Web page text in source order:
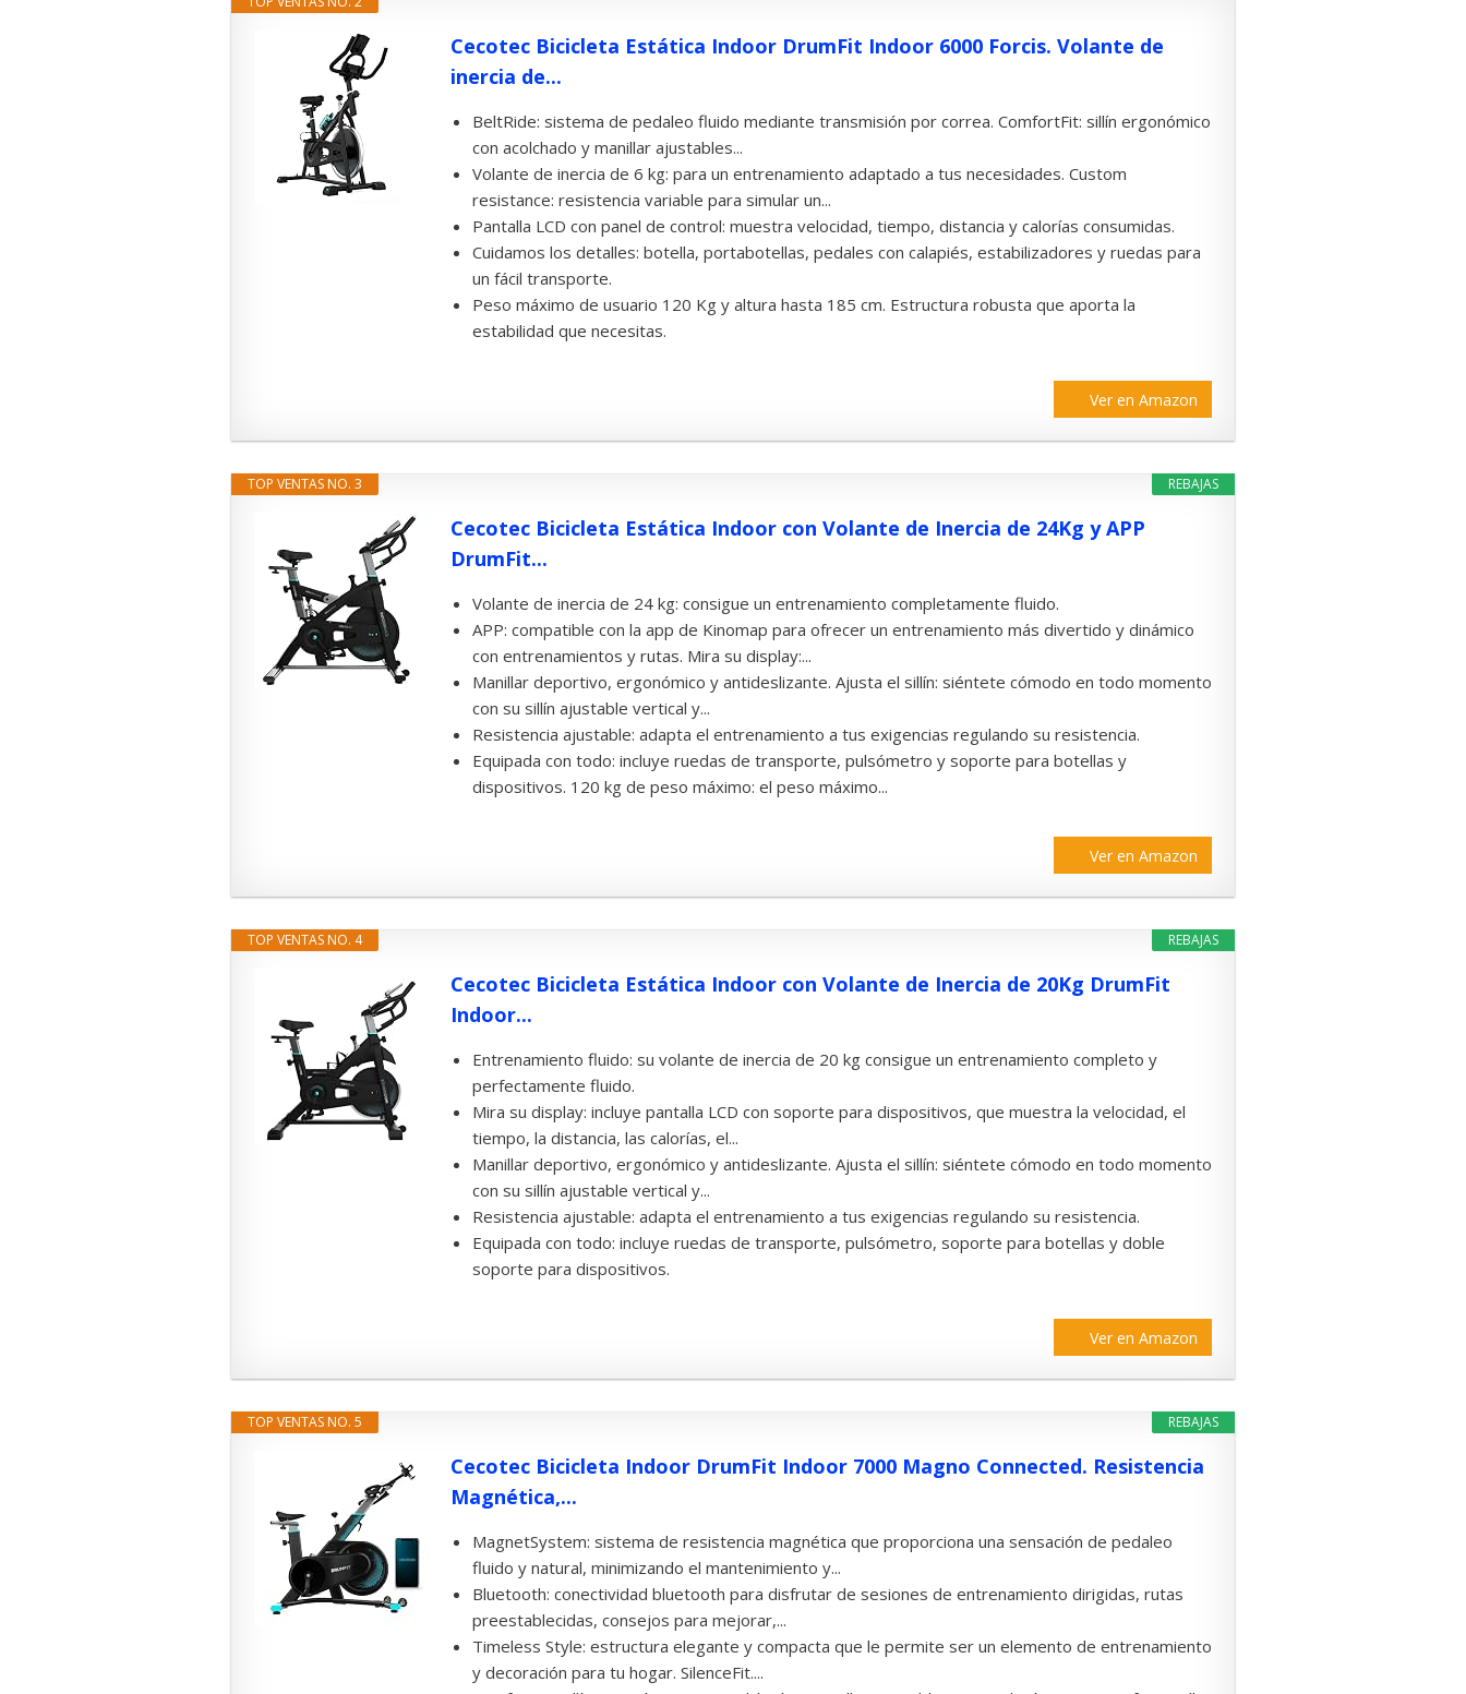
Cecotec Bicicleta Estática Indoor DrumFit Indoor 6000 Forcis. Volante de
inercia de...
BeltRide: sistema de pedaleo fluido mediante transmisión por correa. ComfortFit: sillín ergonómico
con acolchado y manillar ajustables...
Volante de inercia de 6 kg: para un entrenamiento adaptado a tus necesidades. Custom
resistance: resistencia variable para simular un...
Pantalla LCD con panel de control: muestra velocidad, tiempo, distancia y calorías consumidas.
Cuidamos los detalles: botella, portabotellas, pedales con calapiés, estabilizadores y ruedas para
un fácil transporte.
Peso máximo de usuario 120 Kg y altura hasta 185 cm. Estructura robusta que aporta la
estabilidad que necesitas.
Ver en Amazon
REBAJAS
TOP VENTAS NO. 3
Cecotec Bicicleta Estática Indoor con Volante de Inercia de 24Kg y APP
DrumFit...
Volante de inercia de 24 kg: consigue un entrenamiento completamente fluido.
APP: compatible con la app de Kinomap para ofrecer un entrenamiento más divertido y dinámico
con entrenamientos y rutas. Mira su display:...
Manillar deportivo, ergonómico y antideslizante. Ajusta el sillín: siéntete cómodo en todo momento
con su sillín ajustable vertical y...
Resistencia ajustable: adapta el entrenamiento a tus exigencias regulando su resistencia.
Equipada con todo: incluye ruedas de transporte, pulsómetro y soporte para botellas y
dispositivos. 120 kg de peso máximo: el peso máximo...
Ver en Amazon
REBAJAS
TOP VENTAS NO. 4
Cecotec Bicicleta Estática Indoor con Volante de Inercia de 20Kg DrumFit
Indoor...
Entrenamiento fluido: su volante de inercia de 20 kg consigue un entrenamiento completo y
perfectamente fluido.
Mira su display: incluye pantalla LCD con soporte para dispositivos, que muestra la velocidad, el
tiempo, la distancia, las calorías, el...
Manillar deportivo, ergonómico y antideslizante. Ajusta el sillín: siéntete cómodo en todo momento
con su sillín ajustable vertical y...
Resistencia ajustable: adapta el entrenamiento a tus exigencias regulando su resistencia.
Equipada con todo: incluye ruedas de transporte, pulsómetro, soporte para botellas y doble
soporte para dispositivos.
Ver en Amazon
REBAJAS
TOP VENTAS NO. 5
Cecotec Bicicleta Indoor DrumFit Indoor 7000 Magno Connected. Resistencia
Magnética,...
MagnetSystem: sistema de resistencia magnética que proporciona una sensación de pedaleo
fluido y natural, minimizando el mantenimiento y...
Bluetooth: conectividad bluetooth para disfrutar de sesiones de entrenamiento dirigidas, rutas
preestablecidas, consejos para mejorar,...
Timeless Style: estructura elegante y compacta que le permite ser un elemento de entrenamiento
y decoración para tu hogar. SilenceFit....